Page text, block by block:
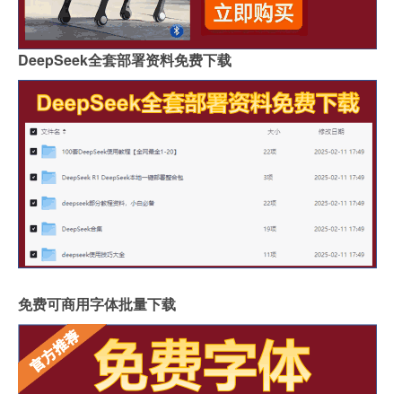
DeepSeek全套部署资料免费下载
免费可商用字体批量下载